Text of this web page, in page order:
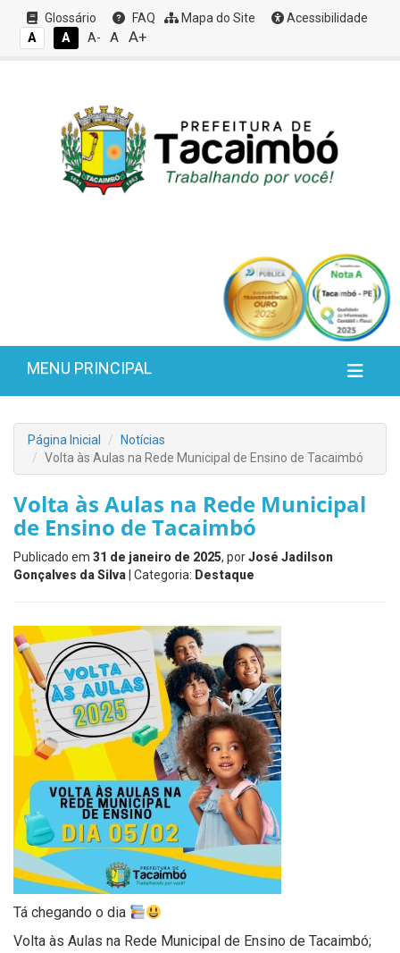
Glossário FAQ Mapa do Site
Acessibilidade
A
A A- A A+
MENU PRINCIPAL
Página Inicial
Notícias
Volta às Aulas na Rede Municipal de Ensino de Tacaimbó
Volta às Aulas na Rede Municipal
de Ensino de Tacaimbó
Publicado em 31 de janeiro de 2025, porJosé Jadilson
Gonçalves da Silva | Categoria: Destaque
Tá chegando o dia
Volta às Aulas na Rede Municipal de Ensino de Tacaimbó;